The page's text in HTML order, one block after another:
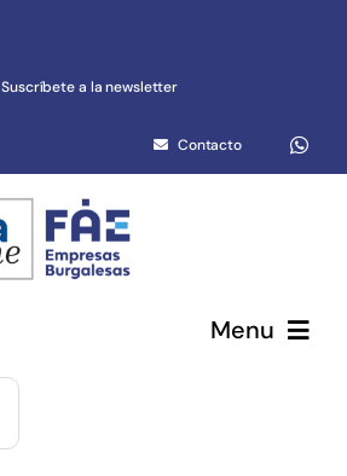
Suscríbete a la newsletter
Contacto
Menu